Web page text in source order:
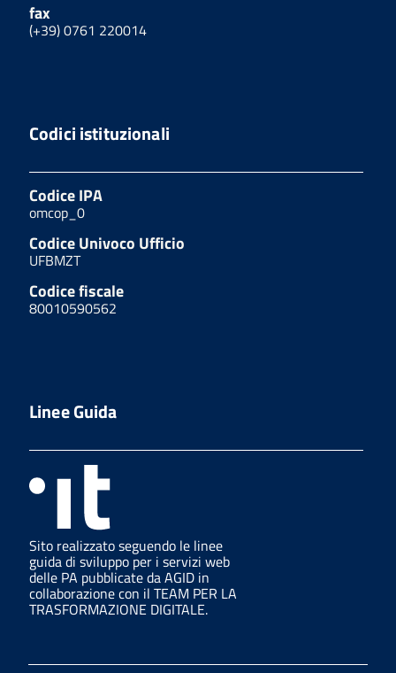
fax
(+39) 0761 220014
Codici istituzionali
Codice IPA
omcop_0
Codice Univoco Ufficio
UFBMZT
Codice fiscale
80010590562
Linee Guida
Sito realizzato seguendo le linee
guida di sviluppo per i servizi web
delle PA pubblicate da AGID in
collaborazione con il TEAM PER LA
TRASFORMAZIONE DIGITALE.